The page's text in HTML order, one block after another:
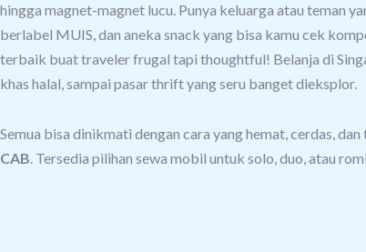
hingga magnet-magnet lucu. Punya keluarga atau teman
berlabel MUIS, dan aneka snack yang bisa kamu cek
terbaik buat traveler frugal tapi thoughtful! Belanja di
khas halal, sampai pasar thrift yang seru banget dieksplor.
Semua bisa dinikmati dengan cara yang hemat, cerdas,
CAB. Tersedia pilihan sewa mobil untuk solo, duo, atau